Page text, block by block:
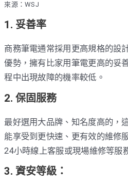
來源：WSJ
1. 妥善率
商務筆電通常採用更高規格的設
優勢，擁有比家用筆電更高的妥
程中出現故障的機率較低。
2. 保固服務
最好選用大品牌、知名度高的，
能享受到更快速、更有效的維修
24小時線上客服或現場維修等服
3. 資安等級：